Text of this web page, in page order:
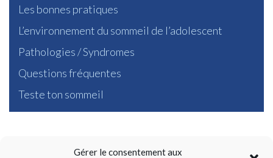
Gérer le consentement aux
Les bonnes pratiques
L’environnement du sommeil de l’adolescent
Pathologies / Syndromes
Questions fréquentes
Teste ton sommeil